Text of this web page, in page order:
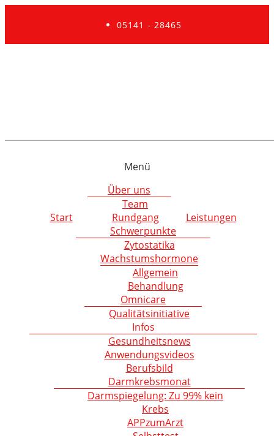
05141 - 28465
Menü
Start
Über uns
Team
Rundgang
Leistungen
Schwerpunkte
Zytostatika
Wachstumshormone
Allgemein
Behandlung
Omnicare
Qualitätsinitiative
Infos
Gesundheitsnews
Anwendungsvideos
Berufsbild
Darmkrebsmonat
Darmspiegelung: Zu 99% kein
Krebs
APPzumArzt